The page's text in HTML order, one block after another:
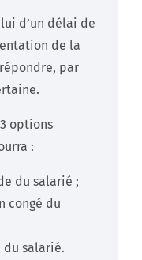
d’un délai de
de la
par
options
:
du salarié ;
congé du
salarié.